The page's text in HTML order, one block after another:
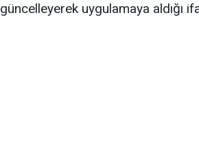
güncelleyerek uygulamaya aldığı